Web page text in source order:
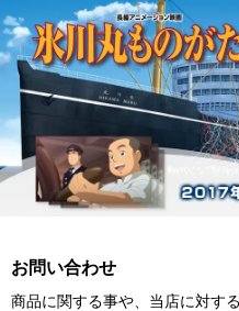
お問い合わせ
商品に関する事や、当店に対す